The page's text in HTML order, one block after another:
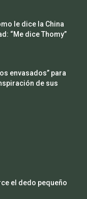
le dice la China
“Me dice Thomy”
envasados” para
de sus
el dedo pequeño